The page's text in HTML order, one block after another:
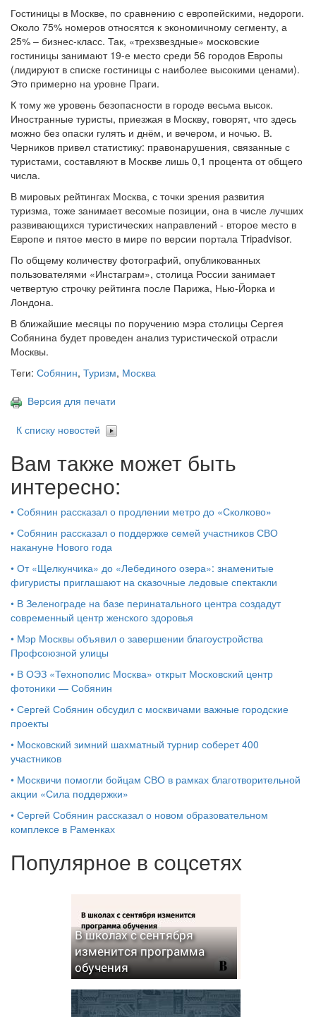
Гостиницы в Москве, по сравнению с европейскими, недороги.
Около 75% номеров относятся к экономичному сегменту, а
25% – бизнес-класс. Так, «трехзвездные» московские
гостиницы занимают 19-е место среди 56 городов Европы
(лидируют в списке гостиницы с наиболее высокими ценами).
Это примерно на уровне Праги.
К тому же уровень безопасности в городе весьма высок.
Иностранные туристы, приезжая в Москву, говорят, что здесь
можно без опаски гулять и днём, и вечером, и ночью. В.
Черников привел статистику: правонарушения, связанные с
туристами, составляют в Москве лишь 0,1 процента от общего
числа.
В мировых рейтингах Москва, с точки зрения развития
туризма, тоже занимает весомые позиции, она в числе лучших
развивающихся туристических направлений - второе место в
Европе и пятое место в мире по версии портала Tripadvisor.
По общему количеству фотографий, опубликованных
пользователями «Инстаграм», столица России занимает
четвертую строчку рейтинга после Парижа, Нью-Йорка и
Лондона.
В ближайшие месяцы по поручению мэра столицы Сергея
Собянина будет проведен анализ туристической отрасли
Москвы.
Теги: Собянин, Туризм, Москва
Версия для печати
К списку новостей
Вам также может быть
интересно:
• Собянин рассказал о продлении метро до «Сколково»
• Собянин рассказал о поддержке семей участников СВО
накануне Нового года
• От «Щелкунчика» до «Лебединого озера»: знаменитые
фигуристы приглашают на сказочные ледовые спектакли
• В Зеленограде на базе перинатального центра создадут
современный центр женского здоровья
• Мэр Москвы объявил о завершении благоустройства
Профсоюзной улицы
• В ОЭЗ «Технополис Москва» открыт Московский центр
фотоники — Собянин
• Сергей Собянин обсудил с москвичами важные городские
проекты
• Московский зимний шахматный турнир соберет 400
участников
• Москвичи помогли бойцам СВО в рамках благотворительной
акции «Сила поддержки»
• Сергей Собянин рассказал о новом образовательном
комплексе в Раменках
Популярное в соцсетях
В школах с сентября
изменится программа
обучения